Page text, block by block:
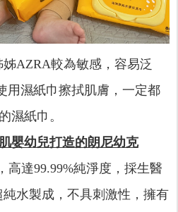
AZRA較為敏感，容易泛
用濕紙巾擦拭肌膚，一定都
濕紙巾。
嬰幼兒打造的朗尼幼克
，高達99.99%純淨度，採生醫
水製成，不具刺激性，擁有